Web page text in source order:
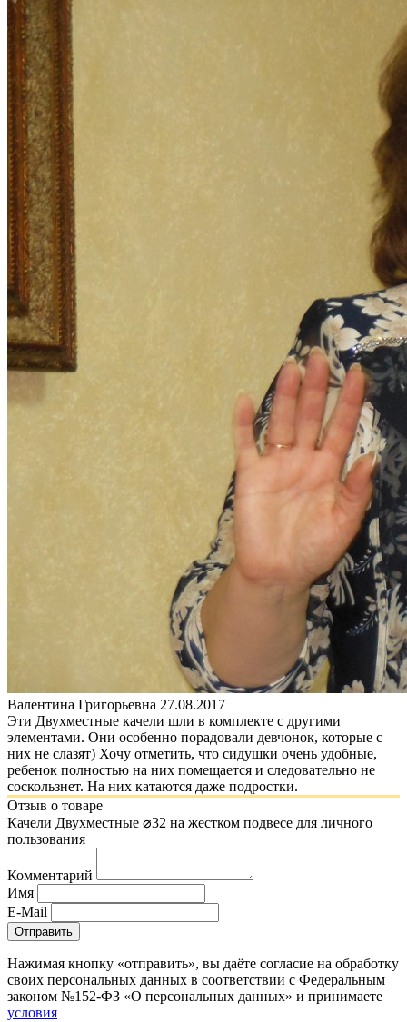
Валентина Григорьевна 27.08.2017
Эти Двухместные качели шли в комплекте с другими
элементами. Они особенно порадовали девчонок, которые с
них не слазят) Хочу отметить, что сидушки очень удобные,
ребенок полностью на них помещается и следовательно не
соскользнет. На них катаются даже подростки.
Отзыв о товаре
Качели Двухместные ⌀32 на жестком подвесе для личного
пользования
Комментарий
Имя
E-Mail
Отправить
Нажимая кнопку «отправить», вы даёте согласие на обработку
своих персональных данных в соответствии с Федеральным
законом №152-ФЗ «О персональных данных» и принимаете
условия